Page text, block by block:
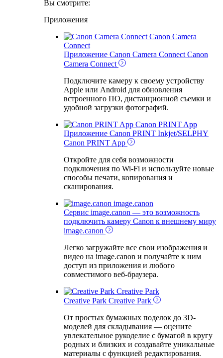
Вы смотрите:
Приложения
Canon Camera
Connect
Приложение Canon Camera Connect Canon
Camera Connect
Подключите камеру к своему устройству
Apple или Android для обновления
встроенного ПО, дистанционной съемки и
удобной загрузки фотографий.
Canon PRINT App
Приложение Canon PRINT Inkjet/SELPHY
Canon PRINT App
Откройте для себя возможности
подключения по Wi-Fi и используйте новые
способы печати, копирования и
сканирования.
image.canon
Сервис image.canon — это возможность
подключить камеру Canon к внешнему миру
image.canon
Легко загружайте все свои изображения и
видео на image.canon и получайте к ним
доступ из приложения и любого
совместимого веб-браузера.
Creative Park
Creative Park Creative Park
От простых бумажных поделок до 3D-
моделей для складывания — оцените
увлекательное рукоделие с бумагой в кругу
родных и близких и создавайте уникальные
материалы с функцией редактирования.